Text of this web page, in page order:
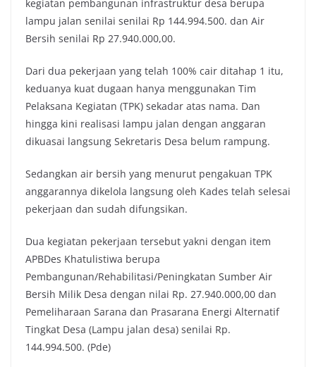
kegiatan pembangunan infrastruktur desa berupa
lampu jalan senilai senilai Rp 144.994.500. dan Air
Bersih senilai Rp 27.940.000,00.
Dari dua pekerjaan yang telah 100% cair ditahap 1 itu,
keduanya kuat dugaan hanya menggunakan Tim
Pelaksana Kegiatan (TPK) sekadar atas nama. Dan
hingga kini realisasi lampu jalan dengan anggaran
dikuasai langsung Sekretaris Desa belum rampung.
Sedangkan air bersih yang menurut pengakuan TPK
anggarannya dikelola langsung oleh Kades telah selesai
pekerjaan dan sudah difungsikan.
Dua kegiatan pekerjaan tersebut yakni dengan item
APBDes Khatulistiwa berupa
Pembangunan/Rehabilitasi/Peningkatan Sumber Air
Bersih Milik Desa dengan nilai Rp. 27.940.000,00 dan
Pemeliharaan Sarana dan Prasarana Energi Alternatif
Tingkat Desa (Lampu jalan desa) senilai Rp.
144.994.500. (Pde)